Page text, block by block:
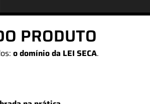
PRODUTO
o domínio da LEI SECA.